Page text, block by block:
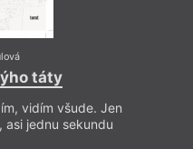
táty
vidím všude. Jen
asi jednu sekundu